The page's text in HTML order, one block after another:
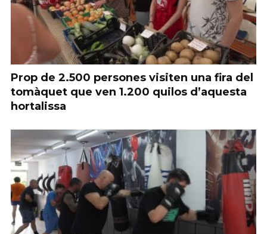
Prop de 2.500 persones visiten una fira del
tomàquet que ven 1.200 quilos d’aquesta
hortalissa